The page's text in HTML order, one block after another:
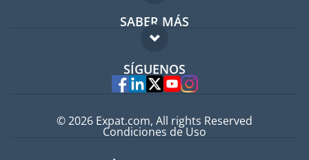
Guía para expatriados
Trabajos en el extranjero
SABER MÁS
FAQ
Expertos
SÍGUENOS
© 2026 Expat.com, All rights Reserved
Condiciones de Uso